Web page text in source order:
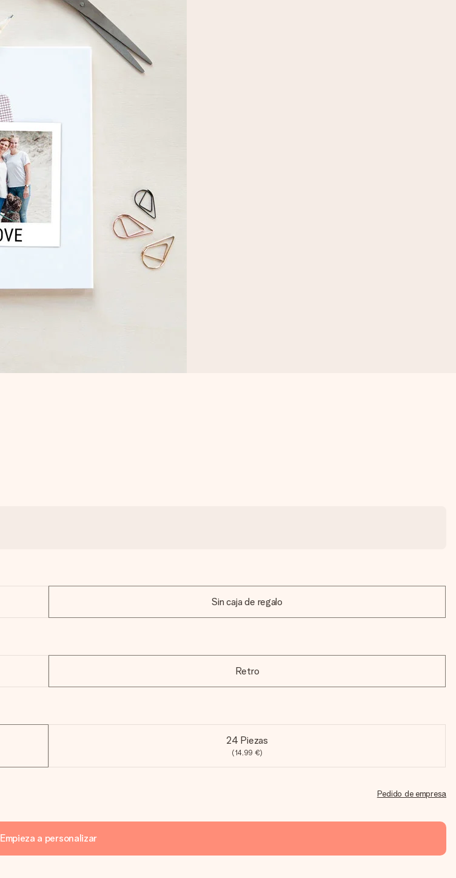
Sin caja de regalo
Retro
24 Piezas
(14,99 €)
Pedido de empresa
Empieza a personalizar